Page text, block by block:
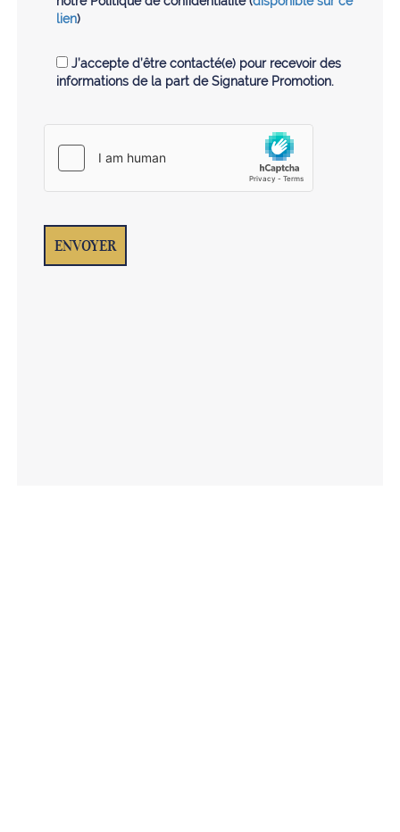
lien)
J’accepte d’être contacté(e) pour recevoir des
informations de la part de Signature Promotion.